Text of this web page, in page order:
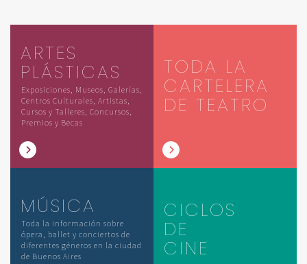
ARTES
PLÁSTICAS
Exposiciones, Museos, Galerías,
Centros Culturales, Artistas,
Cursos y Talleres, Concursos,
Premios y Becas
TODA LA
CARTELERA
DE TEATRO
MÚSICA
Toda la información sobre
ópera, ballet y conciertos de
diferentes géneros en la ciudad
de Buenos Aires
CICLOS
DE
CINE